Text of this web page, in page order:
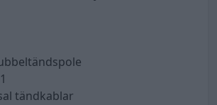
tändkablar